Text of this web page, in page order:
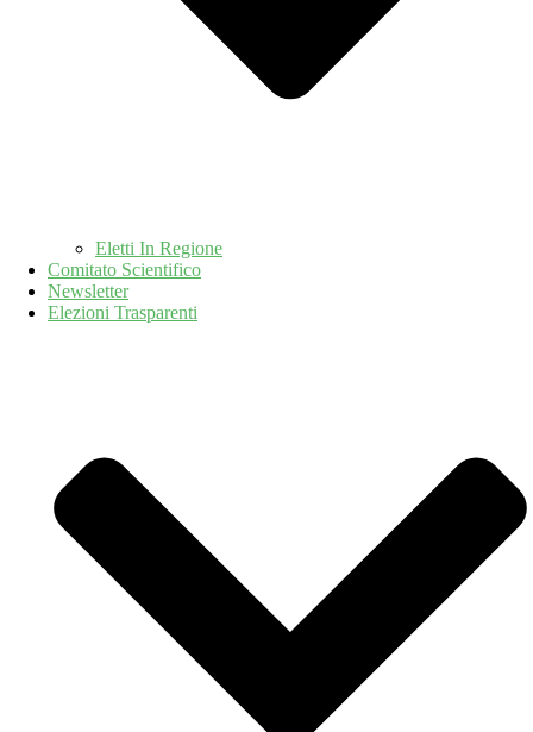
Eletti In Regione
Comitato Scientifico
Newsletter
Elezioni Trasparenti